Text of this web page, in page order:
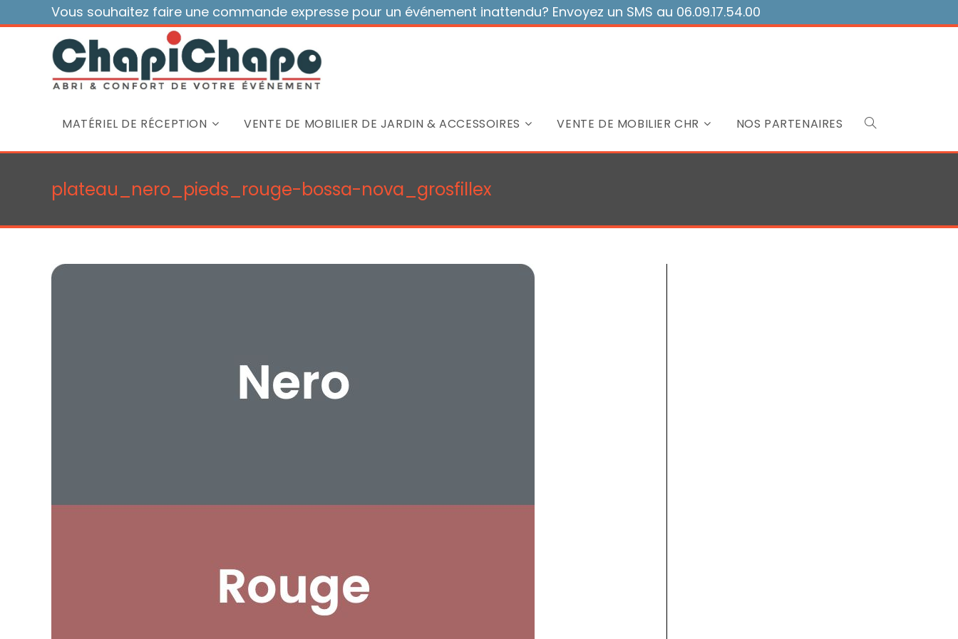
to
Vous souhaitez faire une commande expresse pour un événement inattendu? Envoyez un SMS au 06.09.17.54.00
MATÉRIEL DE RÉCEPTION VENTE DE MOBILIER DE JARDIN & ACCESSOIRES VENTE DE MOBILIER CHR NOS PARTENAIRES Toggle
search
plateau_nero_pieds_rouge-bossa-nova_grosfillex